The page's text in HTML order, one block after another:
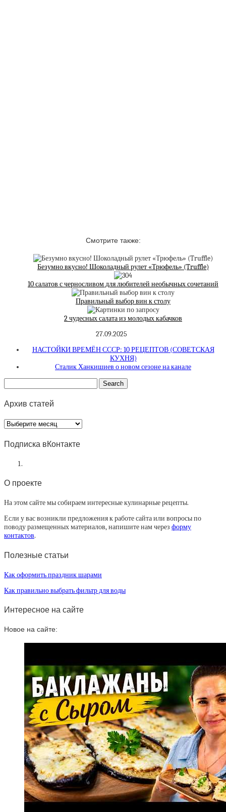
Смотрите также:
Безумно вкусно! Шоколадный рулет «Трюфель» (Truffle)
10 салатов с черносливом для любителей необычных сочетаний
Правильный выбор вин к столу
2 чудесных салата из молодых кабачков
27.09.2025
НАСТОЙКИ ВРЕМЁН СССР: 10 РЕЦЕПТОВ (СОВЕТСКАЯ
КУХНЯ)
Сталик Ханкишиев о новом сезоне на канале
Архив статей
Архив
статей
Подписка вКонтакте
О проекте
На этом сайте мы собираем интересные кулинарные рецепты.
Если у вас возникли предложения к работе сайта или вопросы по
поводу размещенных материалов, напишите нам через форму
контактов.
Полезные статьи
Как оформить праздник шарами
Как правильно выбрать фильтр для воды
Интересное на сайте
Новое на сайте: